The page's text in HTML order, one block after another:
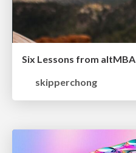
Six Lessons from altMBA
skipperchong